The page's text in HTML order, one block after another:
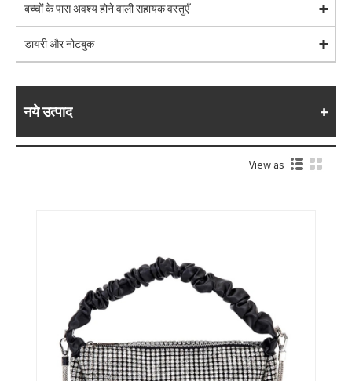
बच्चों के पास अवश्य होने वाली सहायक वस्तुएँ
डायरी और नोटबुक
नये उत्पाद
View as